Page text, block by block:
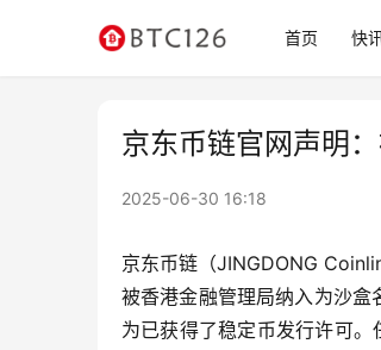
首页 快
京东币链官网声明
2025-06-30 16:18
京东币链（JINGDONG
被香港金融管理局纳入为沙
为已获得了稳定币发行许可